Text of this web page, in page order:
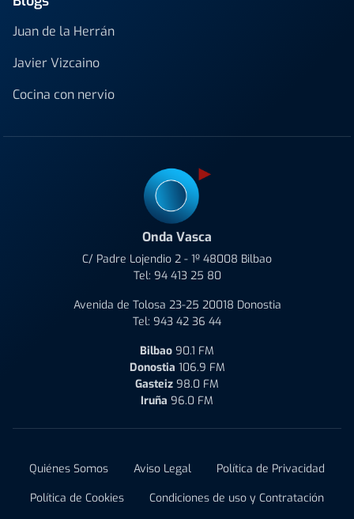
Juan de la Herrán
Javier Vizcaino
Cocina con nervio
Onda Vasca
C/ Padre Lojendio 2 - 1º 48008 Bilbao
Tel: 94 413 25 80
Avenida de Tolosa 23-25 20018 Donostia
Tel: 943 42 36 44
Bilbao 90.1 FM
Donostia 106.9 FM
Gasteiz 98.0 FM
Iruña 96.0 FM
Quiénes Somos Aviso Legal
Política de Privacidad
Política de Cookies
Condiciones de uso y Contratación